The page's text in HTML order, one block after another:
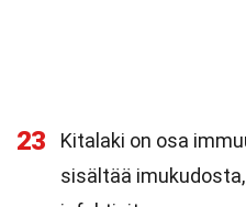
23
Kitalaki on osa
sisältää